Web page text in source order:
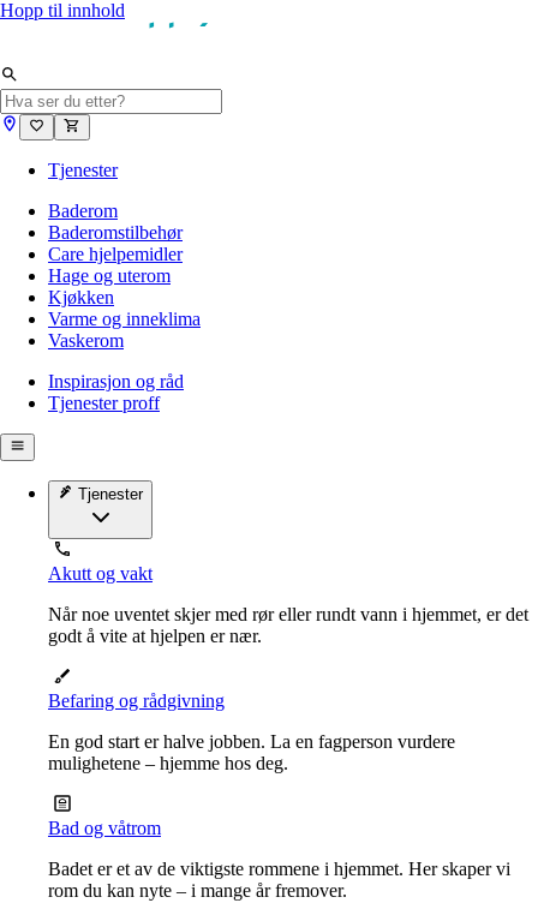
Hopp til innhold
Tjenester
Baderom
Baderomstilbehør
Care hjelpemidler
Hage og uterom
Kjøkken
Varme og inneklima
Vaskerom
Inspirasjon og råd
Tjenester proff
Tjenester
Akutt og vakt
Når noe uventet skjer med rør eller rundt vann i hjemmet, er det
godt å vite at hjelpen er nær.
Befaring og rådgivning
En god start er halve jobben. La en fagperson vurdere
mulighetene – hjemme hos deg.
Bad og våtrom
Badet er et av de viktigste rommene i hjemmet. Her skaper vi
rom du kan nyte – i mange år fremover.